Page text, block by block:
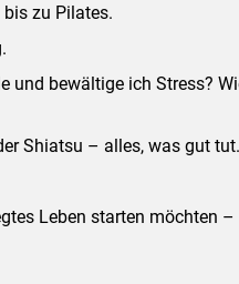
zu Pilates.
und bewältige ich Stress?
Shiatsu – alles, was gut tut.
Leben starten möchten –